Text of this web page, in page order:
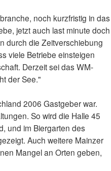
noch kurzfristig in das
jetzt auch last minute doch
durch die Zeitverschiebung
viele Betriebe einsteigen
Derzeit sei das WM-
der See."
2006 Gastgeber war.
So wird die Halle 45
und im Biergarten des
Auch weitere Mainzer
Mangel an Orten geben,